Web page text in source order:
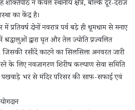
शक्तिपीठ न केवल स्थानीय क्षेत्र, बल्कि दूर-दराज
का केंद्र है।
प्रतिवर्ष दोनों नवरात्र पर्व बड़े ही धूमधाम से मनाए
द्वारा घृत और तेल ज्योति प्रज्वलित
रसीदें काटने का सिलसिला अनवरत जारी
के लिए नवजागरण शिरीष कल्याण सेवा समिति
भर से मंदिर परिसर की साफ-सफाई एवं